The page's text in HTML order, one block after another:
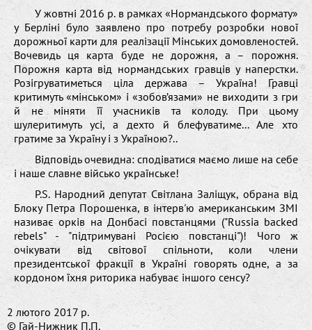
У жовтні 2016 р. в рамках «Нормандського формату»
у Берліні було заявлено про потребу розробки нової
дорожньої карти для реалізації Мінських домовленостей.
Вочевидь ця карта буде не дорожня, а – порожня.
Порожня карта від нормандських гравців у наперстки.
Розігруватиметься ціла держава – Україна! Гравці
критимуть «мінськом» і «зобов’язами» не виходити з гри
й не міняти її учасників та колоду. При цьому
шулеритимуть усі, а дехто й блефуватиме... Але хто
гратиме за Україну і з Україною?..
Відповідь очевидна: сподіватися маємо лише на себе
і наше славне військо українське!
P.S. Народний депутат Світлана Заліщук, обрана від
Блоку Петра Порошенка, в інтерв'ю американським ЗМІ
називає орків на Донбасі повстанцями ("Russia backed
rebels" - "підтримувані Росією повстанці")! Чого ж
очікувати від світової спільноти, коли члени
президентської фракції в Україні говорять одне, а за
кордоном їхня риторика набуває іншого сенсу?
2 лютого 2017 р.
© Гай-Нижник П.П.